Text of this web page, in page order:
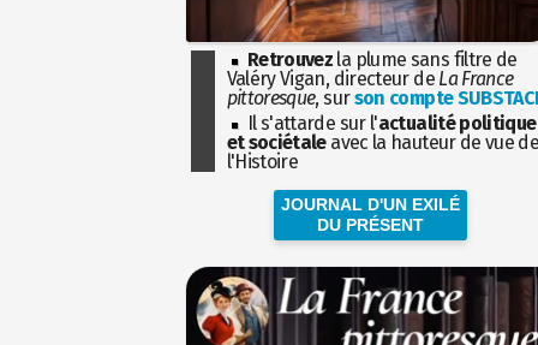
Retrouvez la plume sans filtre de
Valéry Vigan, directeur de La France
pittoresque, surson compte
Il s'attarde sur l'actualité politique
et sociétaleavec la hauteur de vue
l'Histoire
JOURNAL D'UN EXILÉ
DU PRÉSENT